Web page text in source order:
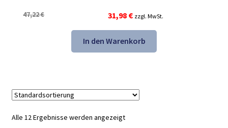
47,22€
Ursprünglicher
war:
47,22 €
31,98 €Aktueller
ist:
31,98 €.
zzgl. MwSt.
In den Warenkorb
Alle 12 Ergebnisse werden angezeigt